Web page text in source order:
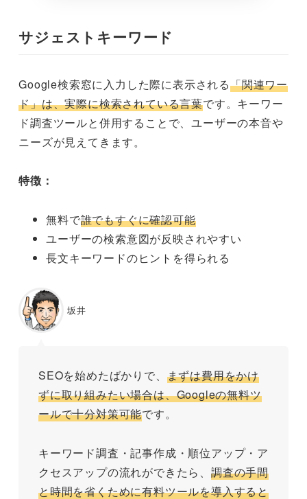
サジェストキーワード
Google検索窓に入力した際に表示される「関連ワー
ド」は、実際に検索されている言葉です。キーワー
ド調査ツールと併用することで、ユーザーの本音や
ニーズが見えてきます。
特徴：
無料で誰でもすぐに確認可能
ユーザーの検索意図が反映されやすい
長文キーワードのヒントを得られる
坂井
SEOを始めたばかりで、 まずは費用をかけ
ずに取り組みたい場合は、Googleの無料ツ
ールで十分対策可能です。
キーワード調査・記事作成・順位アップ・ア
クセスアップの流れができたら、 調査の手間
と時間を省くために有料ツールを導入すると